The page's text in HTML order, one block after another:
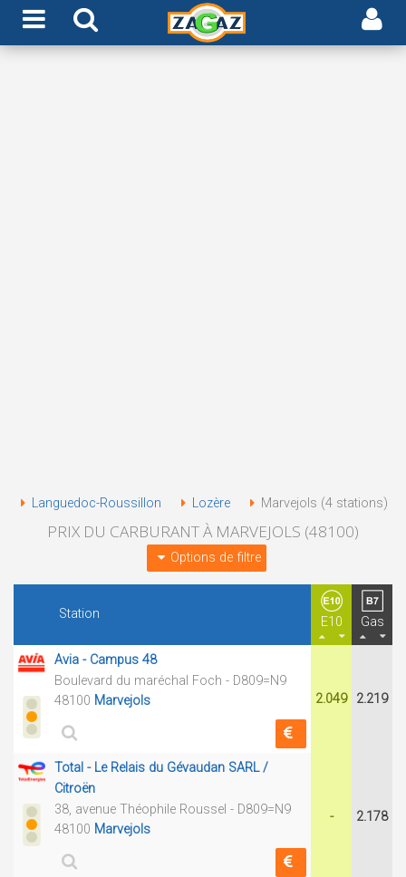
Languedoc-Roussillon Lozère Marvejols (4 stations)
PRIX DU CARBURANT À MARVEJOLS (48100)
Options de filtre
Station
E10 Gas
Avia - Campus 48
Boulevard du maréchal Foch - D809=N9
48100 Marvejols 2.049 2.219
Total - Le Relais du Gévaudan SARL /
Citroën
38, avenue Théophile Roussel - D809=N9
48100 Marvejols
- 2.178